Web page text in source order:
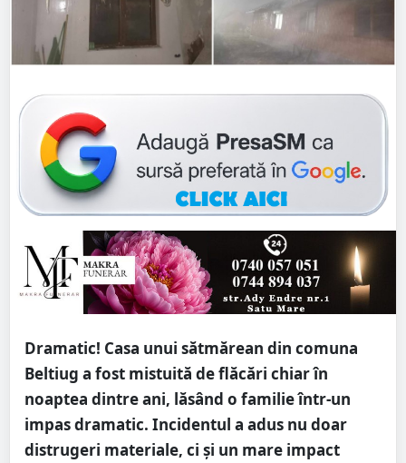
Dramatic! Casa unui sătmărean din comuna
Beltiug a fost mistuită de flăcări chiar în
noaptea dintre ani, lăsând o familie într-un
impas dramatic. Incidentul a adus nu doar
distrugeri materiale, ci și un mare impact